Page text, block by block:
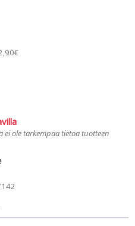
ole tarkempaa tietoa tuotteen